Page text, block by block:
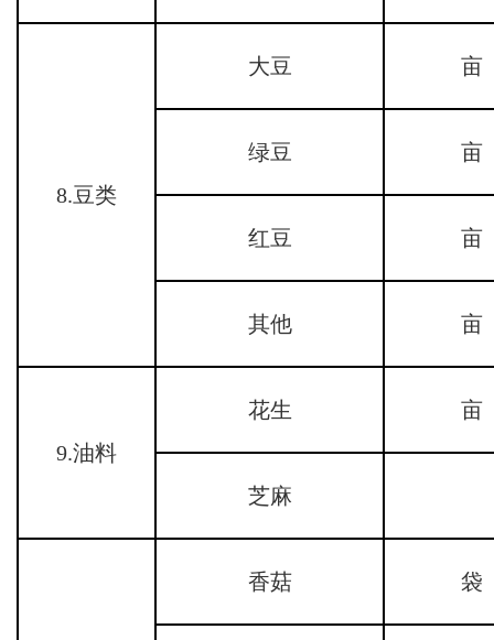
8.豆类
大豆 亩
绿豆 亩
红豆 亩
其他 亩
9.油料
花生 亩
芝麻
香菇 袋